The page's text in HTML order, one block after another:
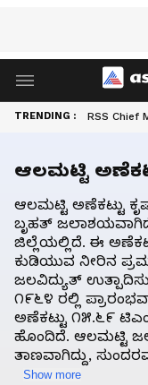
TRENDING : RSS Chief
ಆಲಮಟ್ಟಿ
ಆಲಮಟ್ಟಿ ಅಣೆಕಟ್ಟು
ಬೃಹತ್
ಜಿಲ್ಲೆಯಲ್ಲಿದೆ. ಈ
ಕುಡಿಯುವ ನೀರಿನ
ಜಲವಿದ್ಯುತ್
೧೯೬೪ ರಲ್ಲಿ
ಅಣೆಕಟ್ಟು ೧೫.೬೯
ಹೊಂದಿದೆ. ಆಲಮಟ್ಟಿ
ತಾಣವಾಗಿದ್ದು,
Show more